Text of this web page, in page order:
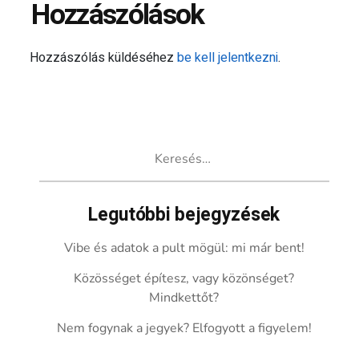
Hozzászólások
Hozzászólás küldéséhezbe kell jelentkezni.
Legutóbbi bejegyzések
Vibe és adatok a pult mögül: mi már bent!
Közösséget építesz, vagy közönséget?
Mindkettőt?
Nem fogynak a jegyek? Elfogyott a figyelem!